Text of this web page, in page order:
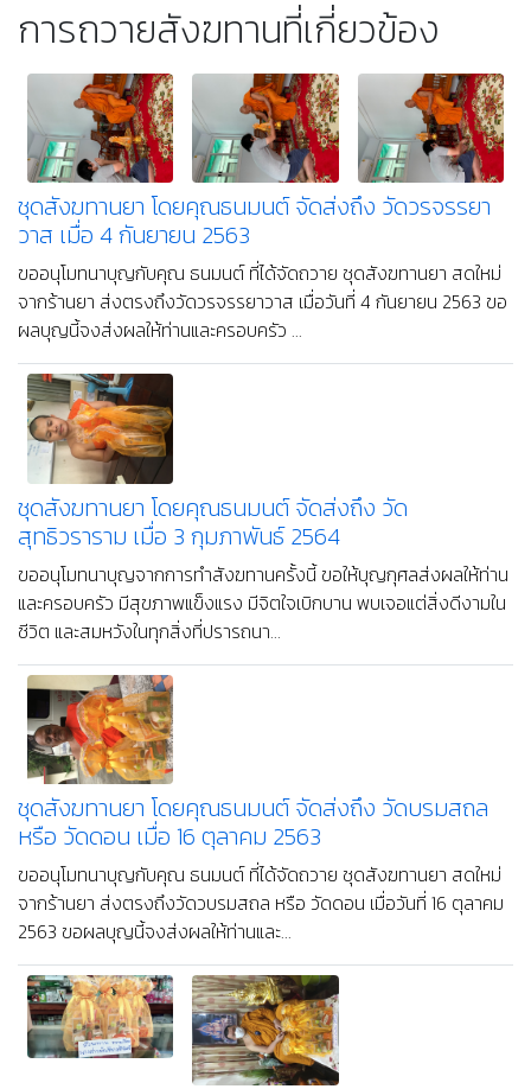
การถวายสังฆทานที่เกี่ยวข้อง
ชุดสังฆทานยา โดยคุณธนมนต์ จัดส่งถึง วัดวรจรรยา
วาส เมื่อ 4 กันยายน 2563
ขออนุโมทนาบุญกับคุณ ธนมนต์ ที่ได้จัดถวาย ชุดสังฆทานยา สดใหม่
จากร้านยา ส่งตรงถึงวัดวรจรรยาวาส เมื่อวันที่ 4 กันยายน 2563 ขอ
ผลบุญนี้จงส่งผลให้ท่านและครอบครัว ...
ชุดสังฆทานยา โดยคุณธนมนต์ จัดส่งถึง วัด
สุทธิวราราม เมื่อ 3 กุมภาพันธ์ 2564
ขออนุโมทนาบุญจากการทำสังฆทานครั้งนี้ ขอให้บุญกุศลส่งผลให้ท่าน
และครอบครัว มีสุขภาพแข็งแรง มีจิตใจเบิกบาน พบเจอแต่สิ่งดีงามใน
ชีวิต และสมหวังในทุกสิ่งที่ปรารถนา...
ชุดสังฆทานยา โดยคุณธนมนต์ จัดส่งถึง วัดบรมสถล
หรือ วัดดอน เมื่อ 16 ตุลาคม 2563
ขออนุโมทนาบุญกับคุณ ธนมนต์ ที่ได้จัดถวาย ชุดสังฆทานยา สดใหม่
จากร้านยา ส่งตรงถึงวัดวบรมสถล หรือ วัดดอน เมื่อวันที่ 16 ตุลาคม
2563 ขอผลบุญนี้จงส่งผลให้ท่านและ...